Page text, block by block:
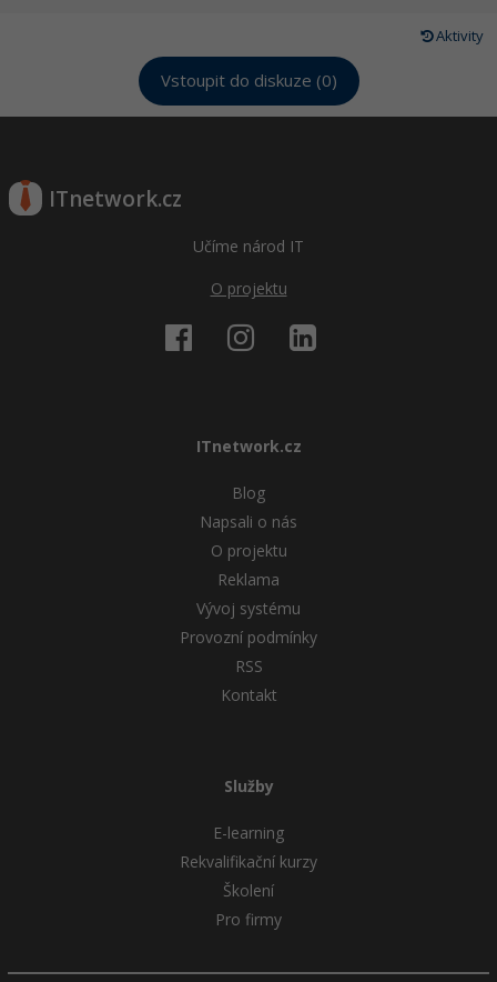
Aktivity
Vstoupit do diskuze (0)
ITnetwork.cz
Učíme národ IT
O projektu
ITnetwork.cz
Blog
Napsali o nás
O projektu
Reklama
Vývoj systému
Provozní podmínky
RSS
Kontakt
Služby
E-learning
Rekvalifikační kurzy
Školení
Pro firmy